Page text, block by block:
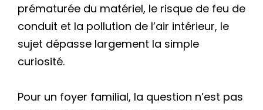
prématurée du matériel, le risque de feu de
conduit et la pollution de l’air intérieur, le
sujet dépasse largement la simple
curiosité.
Pour un foyer familial, la question n’est pas